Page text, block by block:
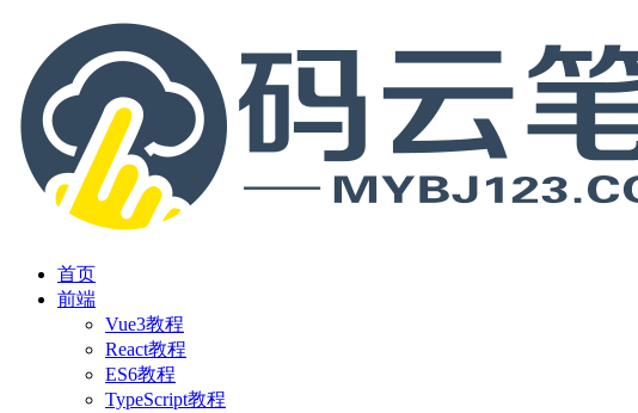
首页
前端
Vue3教程
React教程
ES6教程
TypeScript教程